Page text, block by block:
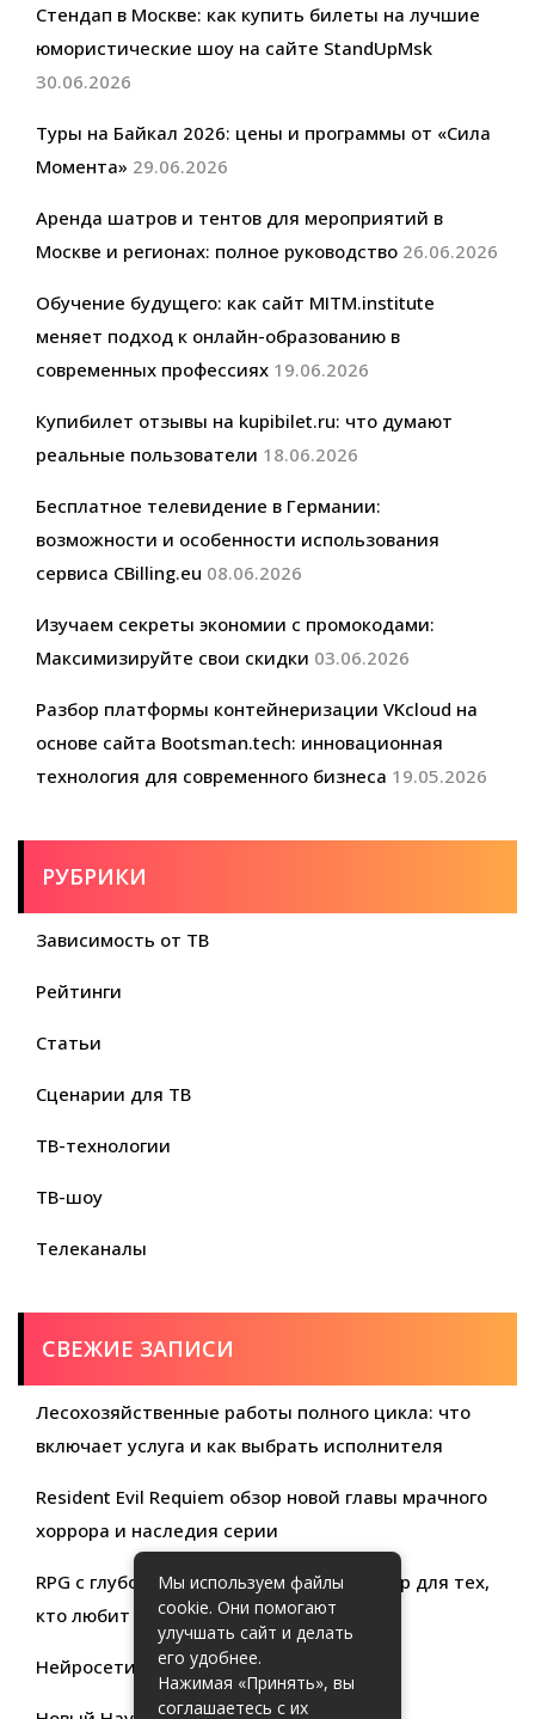
Стендап в Москве: как купить билеты на лучшие
юмористические шоу на сайте StandUpMsk
30.06.2026
Туры на Байкал 2026: цены и программы от «Сила
Момента» 29.06.2026
Аренда шатров и тентов для мероприятий в
Москве и регионах: полное руководство 26.06.2026
Обучение будущего: как сайт MITM.institute
меняет подход к онлайн-образованию в
современных профессиях 19.06.2026
Купибилет отзывы на kupibilet.ru: что думают
реальные пользователи 18.06.2026
Бесплатное телевидение в Германии:
возможности и особенности использования
сервиса CBilling.eu 08.06.2026
Изучаем секреты экономии с промокодами:
Максимизируйте свои скидки 03.06.2026
Разбор платформы контейнеризации VKcloud на
основе сайта Bootsman.tech: инновационная
технология для современного бизнеса 19.05.2026
РУБРИКИ
Зависимость от ТВ
Рейтинги
Статьи
Сценарии для ТВ
ТВ-технологии
ТВ-шоу
Телеканалы
СВЕЖИЕ ЗАПИСИ
Лесохозяйственные работы полного цикла: что
включает услуга и как выбрать исполнителя
Resident Evil Requiem обзор новой главы мрачного
хоррора и наследия серии
RPG с глубокой кастомизацией обзор игр для тех,
кто любит свободу выбора
Нейросети для продуктивности
Мы используем файлы
cookie. Они помогают
улучшать сайт и делать
его удобнее.
Нажимая «Принять», вы
соглашаетесь с их